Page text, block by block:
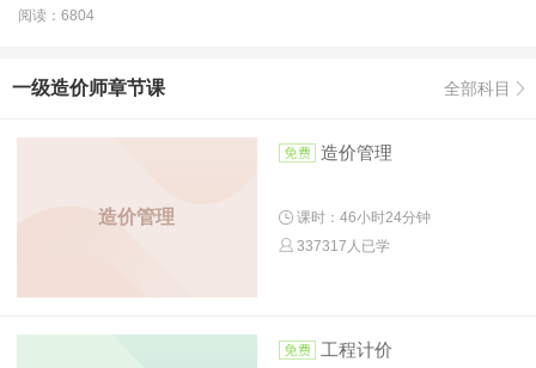
阅读：6804
一级造价师章节课 全部科目
造价管理
造价管理
课时：46小时24分钟
337317人已学
工程计价